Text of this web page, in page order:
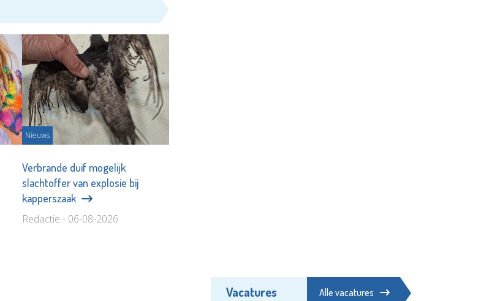
Nieuws
Verbrande duif mogelijk
slachtoffer van explosie bij
kapperszaak
Redactie - 06-08-2026
Vacatures Alle vacatures